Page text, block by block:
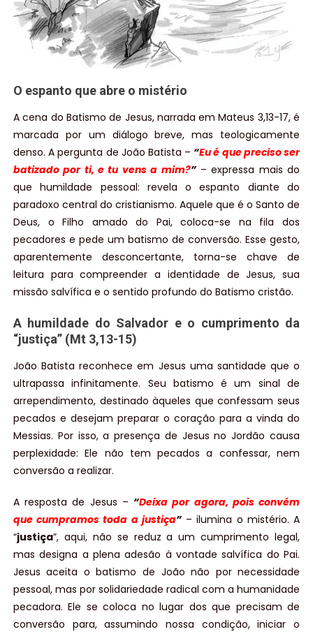
O espanto que abre o mistério
A cena do Batismo de Jesus, narrada em Mateus 3,13-17, é
marcada por um diálogo breve, mas teologicamente
denso. A pergunta de João Batista – “Eu é que preciso ser
batizado por ti, e tu vens a mim?”– expressa mais do
que humildade pessoal: revela o espanto diante do
paradoxo central do cristianismo. Aquele que é o Santo de
Deus, o Filho amado do Pai, coloca-se na fila dos
pecadores e pede um batismo de conversão. Esse gesto,
aparentemente desconcertante, torna-se chave de
leitura para compreender a identidade de Jesus, sua
missão salvífica e o sentido profundo do Batismo cristão.
A humildade do Salvador e o cumprimento da
“justiça” (Mt 3,13-15)
João Batista reconhece em Jesus uma santidade que o
ultrapassa infinitamente. Seu batismo é um sinal de
arrependimento, destinado àqueles que confessam seus
pecados e desejam preparar o coração para a vinda do
Messias. Por isso, a presença de Jesus no Jordão causa
perplexidade: Ele não tem pecados a confessar, nem
conversão a realizar.
A resposta de Jesus – “Deixa por agora, pois convém
que cumpramos toda a justiça”– ilumina o mistério. A
“justiça”, aqui, não se reduz a um cumprimento legal,
mas designa a plena adesão à vontade salvífica do Pai.
Jesus aceita o batismo de João não por necessidade
pessoal, mas por solidariedade radical com a humanidade
pecadora. Ele se coloca no lugar dos que precisam de
conversão para, assumindo nossa condição, iniciar o